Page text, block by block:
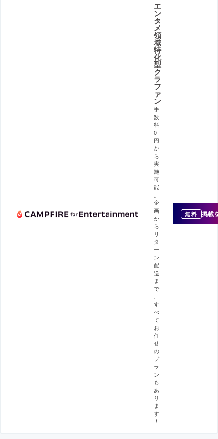
エ
ン
タ
メ
領
域
特
化
型
ク
ラ
フ
ァ
ン
手
数
料
0
円
か
ら
実
施
可
能
。
企
画
か
ら
リ
タ
ー
ン
配
送
ま
で
、
す
べ
て
お
任
せ
の
プ
ラ
ン
も
あ
り
ま
す
！
無料 掲載